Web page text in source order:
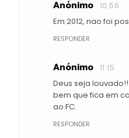
Anónimo 10:56
Em 2012, nao foi
RESPONDER
Anónimo 11:15
Deus seja
bem que fica em
ao FC.
RESPONDER